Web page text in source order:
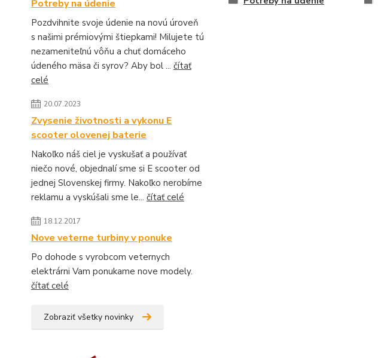
Potreby na údenie
Pozdvihnite svoje údenie na novú úroveň
s našimi prémiovými štiepkami! Milujete tú
nezameniteľnú vôňu a chuť domáceho
údeného mäsa či syrov? Aby bol ... čítať
celé
20.07.2023
Zvysenie životnosti a vykonu E
scooter olovenej baterie
Nakoľko náš ciel je vyskušať a používať
niečo nové, objednalí sme si E scooter od
jednej Slovenskej firmy. Nakoľko nerobíme
reklamu a vyskúšali sme le... čítať celé
18.12.2017
Nove veterne turbiny v ponuke
Po dohode s vyrobcom veternych
elektrárni Vam ponukame nove modely.
čítať celé
Zobraziť všetky novinky